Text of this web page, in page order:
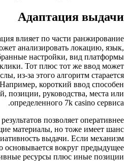
Адаптация
влияет по части
может анализировать
выбранные настройки, вид
клики. Тот плюс тот же
смыслы, из-за этого алгоритм
смысл. Например, короткий ввод
позиции, руководства,
определенного 7k casino
результатов позволяет
материалы, но тоже
вариативность выдачи. Если
сильно основывается вокруг
ресурсы плюс иные